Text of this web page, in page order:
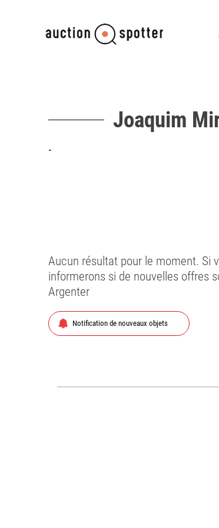
Joaquim
-
Aucun résultat pour le moment. Si
informerons si de nouvelles offres
Argenter
Notification de nouveaux objets